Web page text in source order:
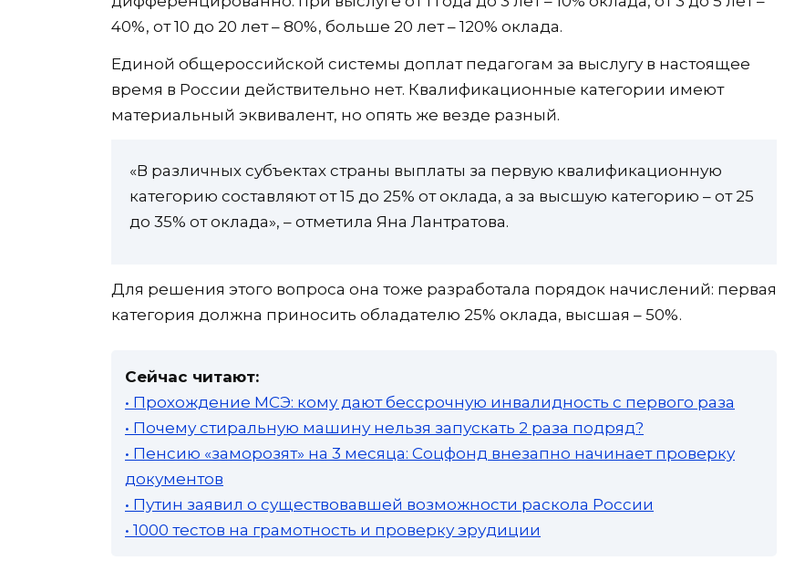
40%, от 10 до 20 лет – 80%, больше 20 лет – 120% оклада.
Единой общероссийской системы доплат педагогам за выслугу в настоящее
время в России действительно нет. Квалификационные категории имеют
материальный эквивалент, но опять же везде разный.
«В различных субъектах страны выплаты за первую квалификационную
категорию составляют от 15 до 25% от оклада, а за высшую категорию – от 25
до 35% от оклада», – отметила Яна Лантратова.
Для решения этого вопроса она тоже разработала порядок начислений: первая
категория должна приносить обладателю 25% оклада, высшая – 50%.
Сейчас читают:
• Прохождение МСЭ: кому дают бессрочную инвалидность с первого раза
• Почему стиральную машину нельзя запускать 2 раза подряд?
• Пенсию «заморозят» на 3 месяца: Соцфонд внезапно начинает проверку
документов
• Путин заявил о существовавшей возможности раскола России
• 1000 тестов на грамотность и проверку эрудиции